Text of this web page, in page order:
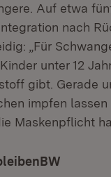
Auf etwa
nach
„Für
unter 12
gibt. Gerade
impfen
Maskenpflicht